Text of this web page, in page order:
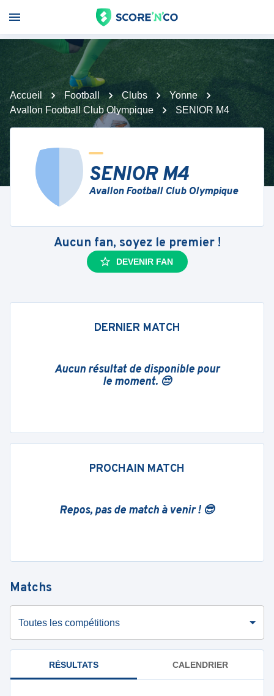
Accueil Football Clubs
Yonne
Avallon Football Club Olympique
SENIOR M4
SENIOR M4
Avallon Football Club Olympique
Aucun fan, soyez le premier !
DEVENIR FAN
DERNIER MATCH
Aucun résultat de disponible pour
le moment. 😔
PROCHAIN MATCH
Repos, pas de match à venir ! 😎
Matchs
Toutes les compétitions
RÉSULTATS CALENDRIER